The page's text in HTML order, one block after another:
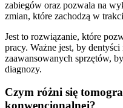
zabiegów oraz pozwala na
zmian, które zachodzą w
Jest to rozwiązanie, które
pracy. Ważne jest, by
zaawansowanych sprzętów,
diagnozy.
Czym różni się
konwencjonalnej?